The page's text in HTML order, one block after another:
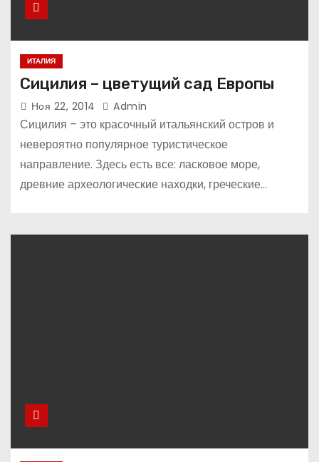
ИТАЛИЯ
Сицилия – цветущий сад Европы
Ноя 22, 2014 Admin
Сицилия – это красочный итальянский остров и
невероятно популярное туристическое
направление. Здесь есть все: ласковое море,
древние археологические находки, греческие…